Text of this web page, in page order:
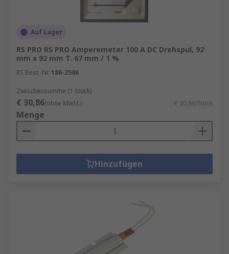
Auf Lager
RS PRO RS PRO Amperemeter 100 A DC Drehspul, 92
mm x 92 mm T. 67 mm / 1 %
RS Best.-Nr. 186-2506
Zwischensumme (1 Stück)
€ 30,86(ohne MwSt.) € 30,86/Stück
Menge
Hinzufügen